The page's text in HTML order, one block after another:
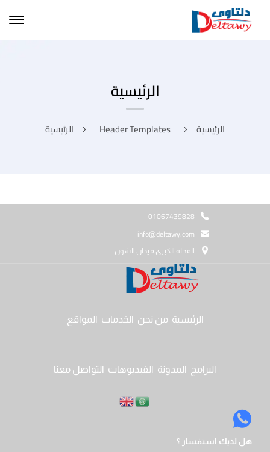
الرئيسية
الرئيسية Header Templates الرئيسية
01067439828
info@deltawy.com
المحلة الكبرى ميدان الشون
الرئيسية من نحن الخدمات المواقع
البرامج المدونة الفيديوهات التواصل معنا
هل لديك استفسار ؟